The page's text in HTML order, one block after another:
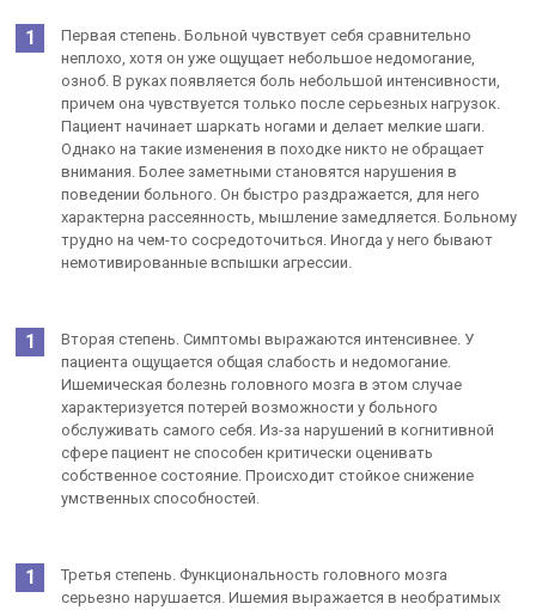
Первая степень. Больной чувствует себя сравнительно
неплохо, хотя он уже ощущает небольшое недомогание,
озноб. В руках появляется боль небольшой интенсивности,
причем она чувствуется только после серьезных нагрузок.
Пациент начинает шаркать ногами и делает мелкие шаги.
Однако на такие изменения в походке никто не обращает
внимания. Более заметными становятся нарушения в
поведении больного. Он быстро раздражается, для него
характерна рассеянность, мышление замедляется. Больному
трудно на чем-то сосредоточиться. Иногда у него бывают
немотивированные вспышки агрессии.
Вторая степень. Симптомы выражаются интенсивнее. У
пациента ощущается общая слабость и недомогание.
Ишемическая болезнь головного мозга в этом случае
характеризуется потерей возможности у больного
обслуживать самого себя. Из-за нарушений в когнитивной
сфере пациент не способен критически оценивать
собственное состояние. Происходит стойкое снижение
умственных способностей.
Третья степень. Функциональность головного мозга
серьезно нарушается. Ишемия выражается в необратимых